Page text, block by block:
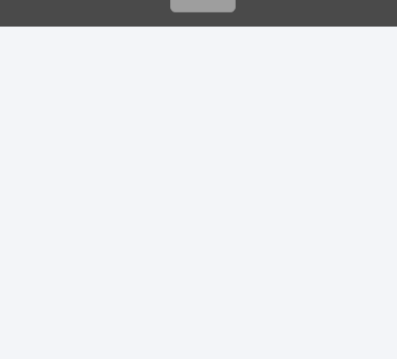
นโยบายในการคุ้มครองข้อมูลส่วนบุคคล